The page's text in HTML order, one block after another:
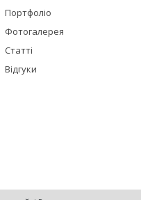
Портфоліо
Фотогалерея
Статті
Відгуки